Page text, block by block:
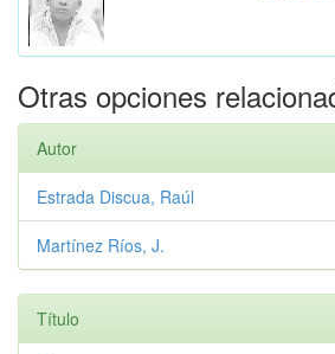
Otras opciones
Autor
Estrada Discua, Raúl
Martínez Ríos, J.
Título